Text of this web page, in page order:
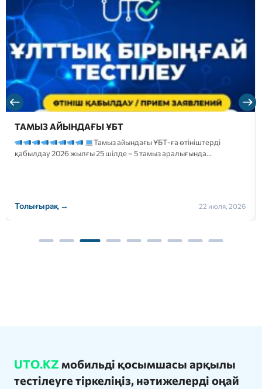
ТАМЫЗ АЙЫНДАҒЫ ҰБТ
Тамыз айындағы ҰБТ-ға өтініштерді
қабылдау 2026 жылғы 25 шілде – 5 тамыз аралығында…
Толығырақ → 22 июля, 2026
UTO.KZ мобильді қосымшасы арқылы
тестілеуге тіркеліңіз, нәтижелерді оңай